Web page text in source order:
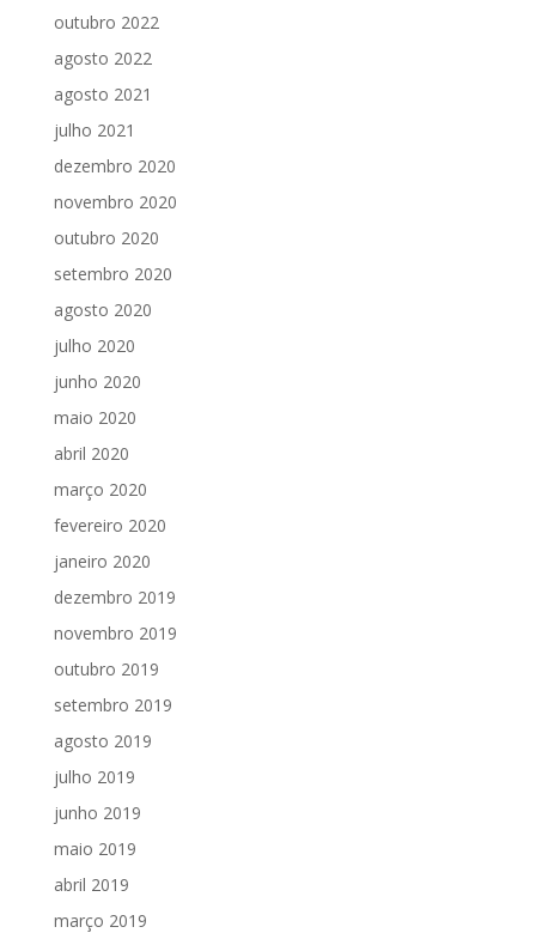
outubro 2022
agosto 2022
agosto 2021
julho 2021
dezembro 2020
novembro 2020
outubro 2020
setembro 2020
agosto 2020
julho 2020
junho 2020
maio 2020
abril 2020
março 2020
fevereiro 2020
janeiro 2020
dezembro 2019
novembro 2019
outubro 2019
setembro 2019
agosto 2019
julho 2019
junho 2019
maio 2019
abril 2019
março 2019